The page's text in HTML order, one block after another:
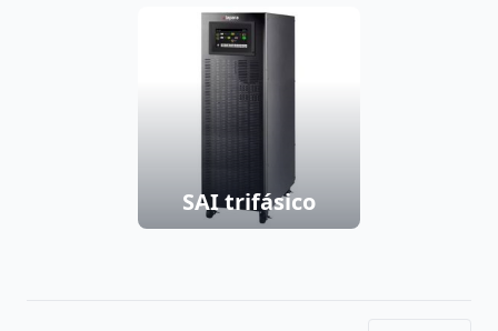
SAI trifásico